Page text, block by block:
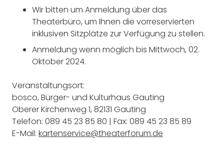
Wir bitten um Anmeldung über das
Theaterbüro, um Ihnen die vorreservierten
inklusiven Sitzplätze zur Verfügung zu stellen.
Anmeldung wenn möglich bis Mittwoch, 02.
Oktober 2024.
Veranstaltungsort:
bosco, Bürger- und Kulturhaus Gauting
Oberer Kirchenweg 1, 82131 Gauting
Telefon: 089 45 23 85 80 | Fax: 089 45 23 85 89
E-Mail: kartenservice@theaterforum.de